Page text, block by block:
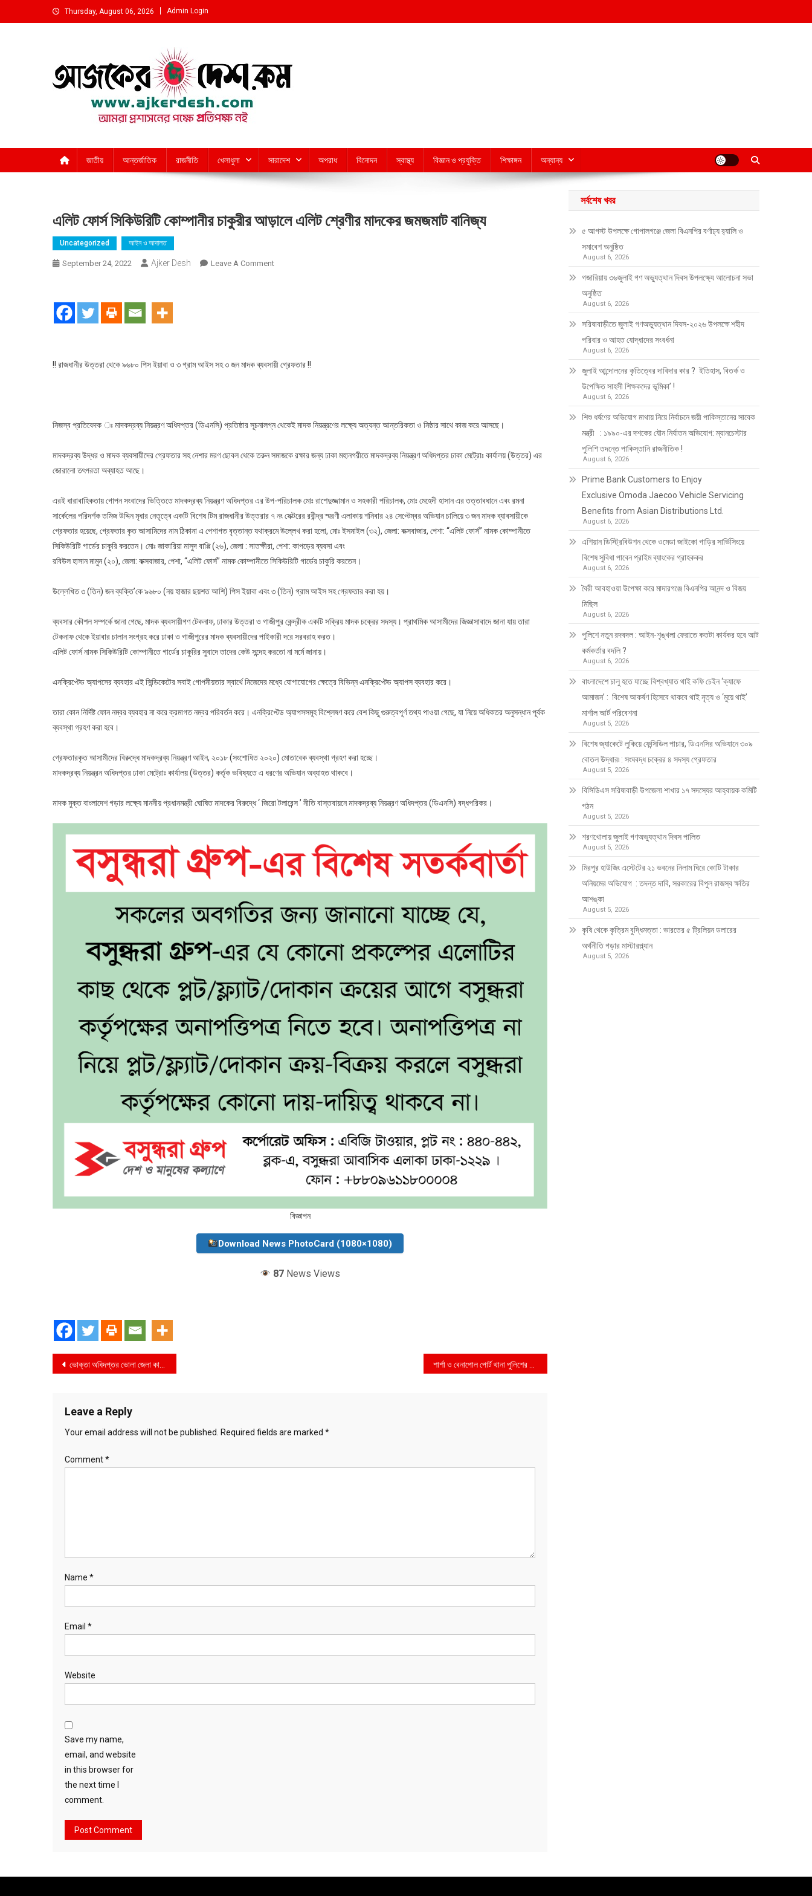
to
Thursday, August 06, 2026 Admin Login
জাতীয় আন্তর্জাতিক রাজনীতি খেলাধুলা সারাদেশ অপরাধ বিনোদন স্বাস্থ্য বিজ্ঞান ও প্রযুক্তি শিক্ষাঙ্গন অন্যান্য
এলিট ফোর্স সিকিউরিটি কোম্পানীর চাকুরীর আড়ালে এলিট শ্রেণীর মাদকের জমজমাট বানিজ্য
Uncategorized আইন ও আদালত
September 24, 2022 Ajker Desh Leave A CommentOn
এলিট
!! রাজধানীর উত্তরা থেকে ৯৬৮০ পিস ইয়াবা ও ৩ গ্রাম আইস সহ ৩ জন মাদক ব্যবসায়ী গ্রেফতার !!
নিজস্ব প্রতিবেদক ঃ মাদকদ্রব্য নিয়ন্ত্রণ অধিদপ্তর (ডিএনসি) প্রতিষ্ঠার সূচনালগ্ন থেকেই মাদক নিয়ন্ত্রণের লক্ষ্যে অত্যন্ত আন্তরিকতা ও নিষ্ঠার সাথে কাজ করে আসছে।
মাদকদ্রব্য উদ্ধর ও মাদক ব্যবসায়ীদের গ্রেফতার সহ নেশার মরণ ছোবল থেকে তরুন সমাজকে রক্ষার জন্য ঢাকা মহানগরীতে মাদকদ্রব্য নিয়ন্ত্রণ অধিদপ্তর ঢাকা মেট্রোঃ কার্যালয় (উত্তর) এর
জোরালো তৎপরতা অব্যাহত আছে।
এরই ধারাবাহিকতায় গোপন সংবাদের ভিত্তিতে মাদকদ্রব্য নিয়ন্ত্রণ অধিদপ্তর এর উপ-পরিচালক মোঃ রাশেদুজ্জামান ও সহকারী পরিচালক, মোঃ মেহেদী হাসান এর তত্তাবধানে এবং রমনা
সার্কেলের পরিদর্শক তমিজ উদ্দিন মৃধার নেতৃত্বে একটি বিশেষ টিম রাজধানীর উত্তরার ৭ নং সেক্টরের রবীন্দ্র স্মরণী এলাকায় শনিবার ২৪ সেপ্টেম্বর অভিযান চালিয়ে ৩ জন মাদক ব্যাবসায়ীকে
গ্রেফতার হয়েছে, গ্রেফতার কৃত আসামিদের নাম ঠিকানা এ পেশাগত বৃত্তান্ত যথাক্রমে উল্লেখ করা হলো, মোঃ ইসমাইল (৩২), জেলা: কক্সবাজার, পেশা: “এলিট ফোর্স” নামক কোম্পানীতে
সিকিউরিটি গার্ডের চাকুরি করতেন। মোঃ জাকারিয়া মাসুদ বাপ্পি (২৬), জেলা : সাতক্ষীরা, পেশা: কাপড়ের ব্যবসা এবং
রবিউল হাসান মামুন (২০), জেলা: কক্সবাজার, পেশা, “এলিট ফোর্স” নামক কোম্পানীতে সিকিউরিটি গার্ডের চাকুরি করতেন।
উল্লেখিত ৩ (তিন) জন ব্যক্তি’কে ৯৬৮০ (নয় হাজার ছয়শত আশি) পিস ইয়াবা এবং ৩ (তিন) গ্রাম আইস সহ গ্রেফতার করা হয়।
ব্যবসার কৌশল সম্পর্কে জানা গেছে, মাদক ব্যবসায়ীগণ টেকনাফ, ঢাকার উত্তরা ও গাজীপুর কেন্দ্রীক একটি সক্রিয় মাদক চক্রের সদস্য। প্রাথমিক আসামীদের জিজ্ঞাসাবাদে জানা যায় তারা
টেকনাফ থেকে ইয়াবার চালান সংগ্রহ করে ঢাকা ও গাজীপুরের মাদক ব্যবসায়ীদের পাইকারী দরে সরবরাহ করত।
এলিট ফোর্স নামক সিকিউরিটি কোম্পানীতে গার্ডের চাকুরির সুবাদে তাদের কেউ সন্দেহ করতো না মর্মে জানায়।
এনক্রিপ্টেড অ্যাপসের ব্যবহার এই সিন্ডিকেটের সবাই গোপনীয়তার স্বার্থে নিজেদের মধ্যে যোগাযোগের ক্ষেত্রে বিভিন্ন এনক্রিপ্টেড অ্যাপস ব্যবহার করে।
তারা কোন নির্দিষ্ট ফোন নম্বর ব্যবহার না করে ক্রমাগত নম্বর পরিবর্তন করে। এনক্রিপ্টেড অ্যাপসসমূহ বিশ্লেষণ করে বেশ কিছু গুরুত্বপূর্ণ তথ্য পাওয়া গেছে, যা নিয়ে অধিকতর অনুসন্ধান পূর্বক
ব্যবস্থা গ্রহণ করা হবে।
গ্রেফতারকৃত আসামীদের বিরুদ্ধে মাদকদ্রব্য নিয়ন্ত্রণ আইন, ২০১৮ (সংশোধিত ২০২০) মোতাবেক ব্যবস্থা গ্রহণ করা হচ্ছে।
মাদকদ্রব্য নিয়ন্ত্রন অধিদপ্তর ঢাকা মেট্রোঃ কার্যালয় (উত্তর) কর্তৃক ভবিষ্যতে এ ধরণের অভিযান অব্যাহত থাকবে।
মাদক মুক্ত বাংলাদেশ গড়ার লক্ষ্যে মাননীয় প্রধানমন্ত্রী ঘোষিত মাদকের বিরুদ্ধে ‘ জিরো টলারেন্স ’ নীতি বাস্তবায়নে মাদকদ্রব্য নিয়ন্ত্রণ অধিদপ্তর (ডিএনসি) বদ্ধপরিকর।
বিজ্ঞাপন
Download News PhotoCard (1080×1080)
87 News Views
Post
ভোক্তা অধিদপ্তর ভোলা জেলা কার্যালয়ের বাজার তদারকি অভিযান শার্শা ও বেনাপোল পোর্ট থানা পুলিশের ওপেন হাউজ ডে অনুষ্ঠিত
Leave a Reply
Your email address will not be published. Required fields are marked *
Comment*
Name *
Email *
Website
Save my name,
email, and website
in this browser for
the next time I
comment.
সর্বশেষ খবর
৫ আগস্ট উপলক্ষে গোপালগঞ্জে জেলা বিএনপির বর্ণাঢ্য র‍্যালি ও
সমাবেশ অনুষ্ঠিত
August 6, 2026
গজারিয়ায় ৩৬জুলাই গণ অভ্যুত্থান দিবস উপলক্ষ্যে আলোচনা সভা
অনুষ্ঠিত
August 6, 2026
সরিষাবাড়ীতে জুলাই গণঅভ্যুত্থান দিবস-২০২৬ উপলক্ষে শহীদ
পরিবার ও আহত যোদ্ধাদের সংবর্ধনা
August 6, 2026
জুলাই আন্দোলনের কৃতিত্বের দাবিদার কার ? ইতিহাস, বিতর্ক ও
উপেক্ষিত সাহসী শিক্ষকদের ভূমিকা’ !
August 6, 2026
শিশু ধর্ষণের অভিযোগ মাথায় নিয়ে নির্বাচনে জয়ী পাকিস্তানের সাবেক
মন্ত্রী : ১৯৯০-এর দশকের যৌন নির্যাতন অভিযোগ: ম্যানচেস্টার
পুলিশি তদন্তে পাকিস্তানি রাজনীতিক !
August 6, 2026
Prime Bank Customers to Enjoy
Exclusive Omoda Jaecoo Vehicle Servicing
Benefits from Asian Distributions Ltd.
August 6, 2026
এশিয়ান ডিস্ট্রিবিউশন থেকে ওমেডা জাইকো গাড়ির সার্ভিসিংয়ে
বিশেষ সুবিধা পাবেন প্রাইম ব্যাংকের গ্রাহককর
August 6, 2026
বৈরী আবহাওয়া উপেক্ষা করে মাদারগঞ্জে বিএনপির আনন্দ ও বিজয়
মিছিল
August 6, 2026
পুলিশে নতুন রদবদল : আইন-শৃঙ্খলা ফেরাতে কতটা কার্যকর হবে আট
কর্মকর্তার বদলি ?
August 6, 2026
​​বাংলাদেশে চালু হতে যাচ্ছে বিশ্বখ্যাত থাই কফি চেইন ‘ক্যাফে
আমাজন’ : বিশেষ আকর্ষণ হিসেবে থাকবে থাই নৃত্য ও ‘মুয়ে থাই’
মার্শাল আর্ট পরিবেশনা
August 5, 2026
বিশেষ জ্যাকেটে লুকিয়ে ফেন্সিডিল পাচার, ডিএনসির অভিযানে ৩০৯
বোতল উদ্ধার৷ : সংঘবদ্ধ চক্রের ৪ সদস্য গ্রেফতার
August 5, 2026
বিসিডিএস সরিষাবাড়ী উপজেলা শাখার ১৭ সদস্যের আহ্বায়ক কমিটি
গঠন
August 5, 2026
শরণখোলায় জুলাই গণঅভ্যুত্থান দিবস পালিত
August 5, 2026
মিরপুর হাউজিং এস্টেটের ২১ ভবনের নিলাম ঘিরে কোটি টাকার
অনিয়মের অভিযোগ : তদন্ত দাবি, সরকারের বিপুল রাজস্ব ক্ষতির
আশঙ্কা
August 5, 2026
কৃষি থেকে কৃত্রিম বুদ্ধিমত্তা : ভারতের ৫ ট্রিলিয়ন ডলারের
অর্থনীতি গড়ার মাস্টারপ্ল্যান
August 5, 2026